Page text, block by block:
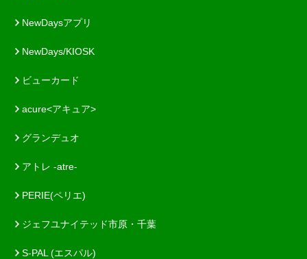
NewDaysアプリ
NewDays/KIOSK
ビューカード
acure<アキュア>
グランデュオ
アトレ -atre-
PERIE(ペリエ)
ジェフユナイテッド市原・千葉
S-PAL (エスパル)